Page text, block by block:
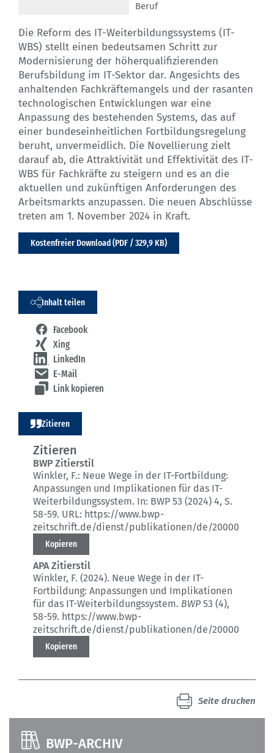
Beruf
Die Reform des IT-Weiterbildungssystems (IT-
WBS) stellt einen bedeutsamen Schritt zur
Modernisierung der höherqualifizierenden
Berufsbildung im IT-Sektor dar. Angesichts des
anhaltenden Fachkräftemangels und der rasanten
technologischen Entwicklungen war eine
Anpassung des bestehenden Systems, das auf
einer bundeseinheitlichen Fortbildungsregelung
beruht, unvermeidlich. Die Novellierung zielt
darauf ab, die Attraktivität und Effektivität des IT-
WBS für Fachkräfte zu steigern und es an die
aktuellen und zukünftigen Anforderungen des
Arbeitsmarkts anzupassen. Die neuen Abschlüsse
treten am 1. November 2024 in Kraft.
Kostenfreier Download (PDF / 329,9 KB)
Inhalt teilen
Facebook
Xing
LinkedIn
E-Mail
Link kopieren
Zitieren
Zitieren
BWP Zitierstil
Winkler, F.: Neue Wege in der IT-Fortbildung:
Anpassungen und Implikationen für das IT-
Weiterbildungssystem. In: BWP 53 (2024) 4, S.
58-59. URL: https://www.bwp-
zeitschrift.de/dienst/publikationen/de/20000
Kopieren
APA Zitierstil
Winkler, F. (2024). Neue Wege in der IT-
Fortbildung: Anpassungen und Implikationen
für das IT-Weiterbildungssystem. BWP53 (4),
58-59. https://www.bwp-
zeitschrift.de/dienst/publikationen/de/20000
Kopieren
Seite drucken
BWP-ARCHIV